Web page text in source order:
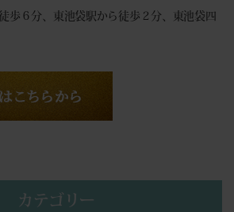
歩６分、東池袋駅から徒歩２分、東池袋四
カテゴリー